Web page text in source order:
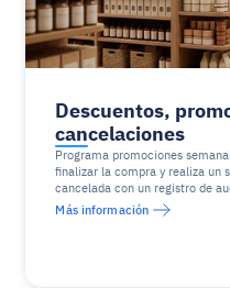
Descuentos,
cancelaciones
Programa promociones
finalizar la compra y realiza un
cancelada con un registro de
Más información